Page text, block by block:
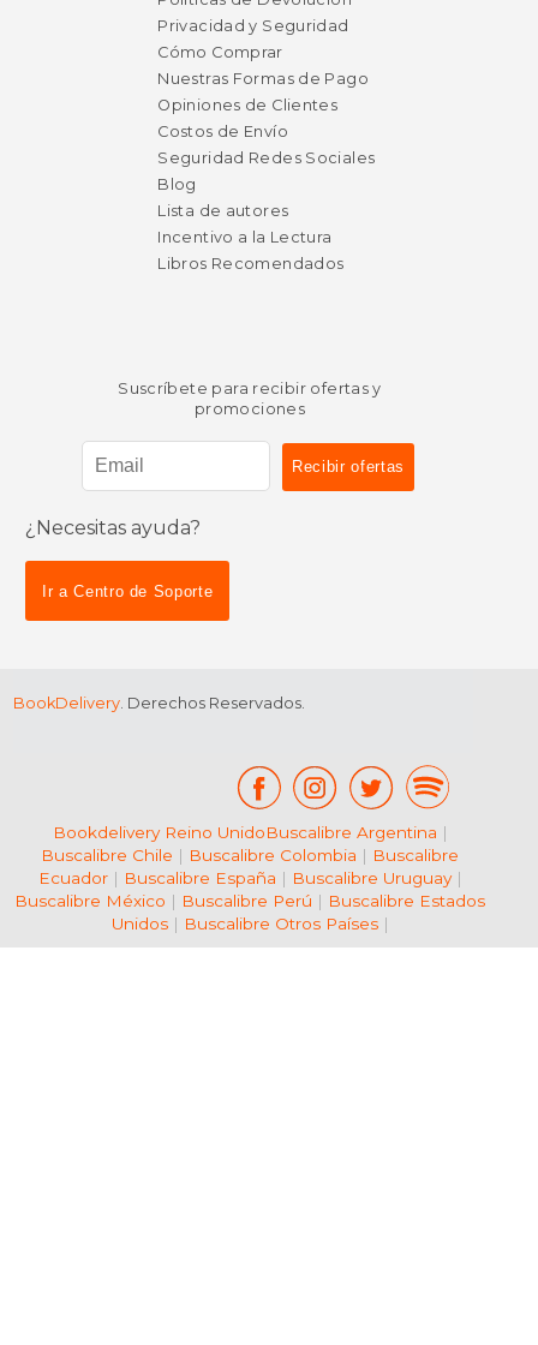
6%
Privacidad y Seguridad
Cómo Comprar
Nuestras Formas de Pago
Opiniones de Clientes
Costos de Envío
Seguridad Redes Sociales
Blog
Lista de autores
Incentivo a la Lectura
Libros Recomendados
Suscríbete para recibir ofertas y
promociones
¿Necesitas ayuda?
Ir a Centro de Soporte
BookDelivery. Derechos Reservados.
Bookdelivery Reino UnidoBuscalibre Argentina |
Buscalibre Chile | Buscalibre Colombia | Buscalibre
Ecuador| Buscalibre España | Buscalibre Uruguay|
Buscalibre México | Buscalibre Perú | Buscalibre Estados
Unidos| Buscalibre Otros Países|